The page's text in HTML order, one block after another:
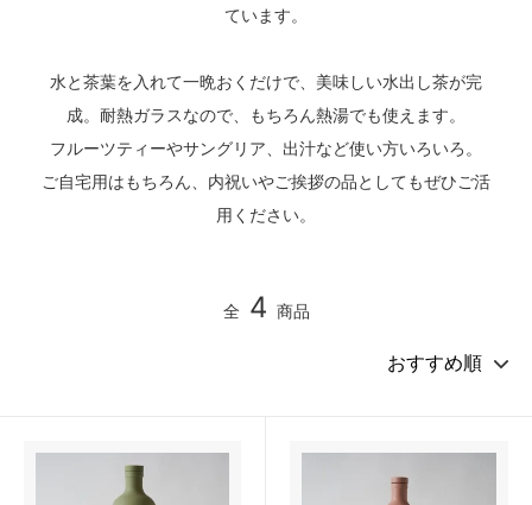
ています。
水と茶葉を入れて一晩おくだけで、美味しい水出し茶が完
成。耐熱ガラスなので、もちろん熱湯でも使えます。
フルーツティーやサングリア、出汁など使い方いろいろ。
ご自宅用はもちろん、内祝いやご挨拶の品としてもぜひご活
用ください。
全 4 商品